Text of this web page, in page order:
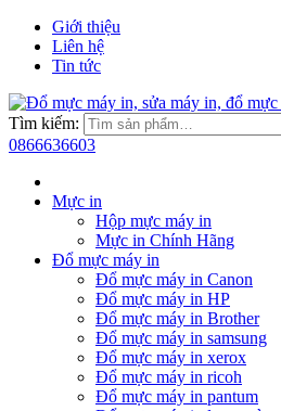
Giới thiệu
Liên hệ
Tin tức
Tìm kiếm:
0866636603
Mực in
Hộp mực máy in
Mực in Chính Hãng
Đổ mực máy in
Đổ mực máy in Canon
Đổ mực máy in HP
Đổ mực máy in Brother
Đổ mực máy in samsung
Đổ mực máy in xerox
Đổ mực máy in ricoh
Đổ mực máy in pantum